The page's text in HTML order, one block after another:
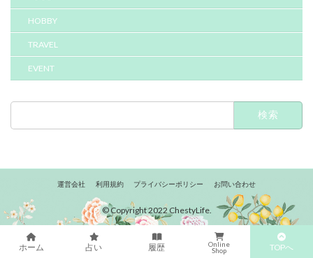
HOBBY
TRAVEL
EVENT
検
運営会社 利用規約 プライバシーポリシー お問い合わせ
© Copyright 2022 ChestyLife.
ホーム 占い 履歴
Online
Shop
TOPへ